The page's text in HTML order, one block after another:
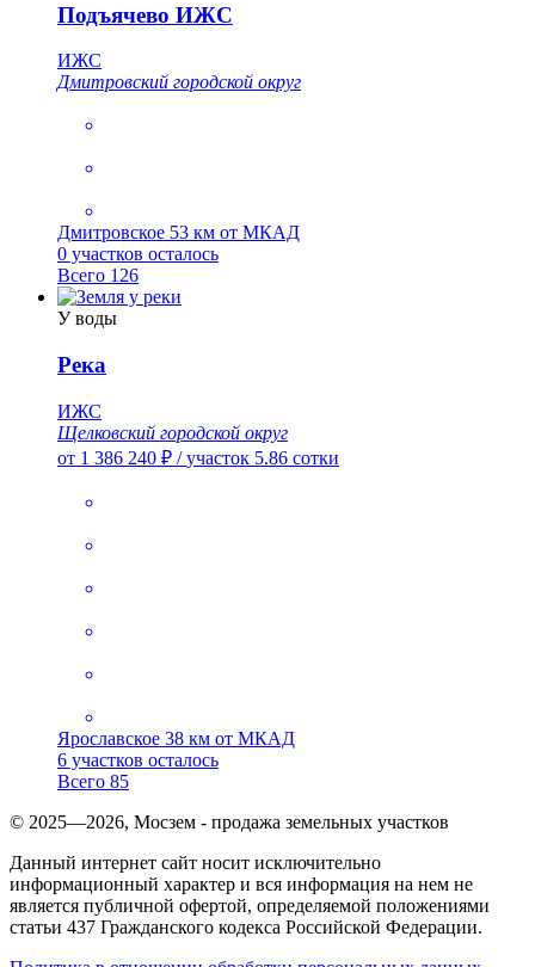
Подъячево ИЖС
ИЖС
Дмитровский городской округ
Дмитровское 53 км от МКАД
0 участков осталось
Всего 126
У воды
Река
ИЖС
Щелковский городской округ
от 1 386 240 ₽ /участок 5.86 сотки
Ярославское 38 км от МКАД
6 участков осталось
Всего 85
© 2025—2026, Мосзем - продажа земельных участков
Данный интернет сайт носит исключительно
информационный характер и вся информация на нем не
является публичной офертой, определяемой положениями
статьи 437 Гражданского кодекса Российской Федерации.